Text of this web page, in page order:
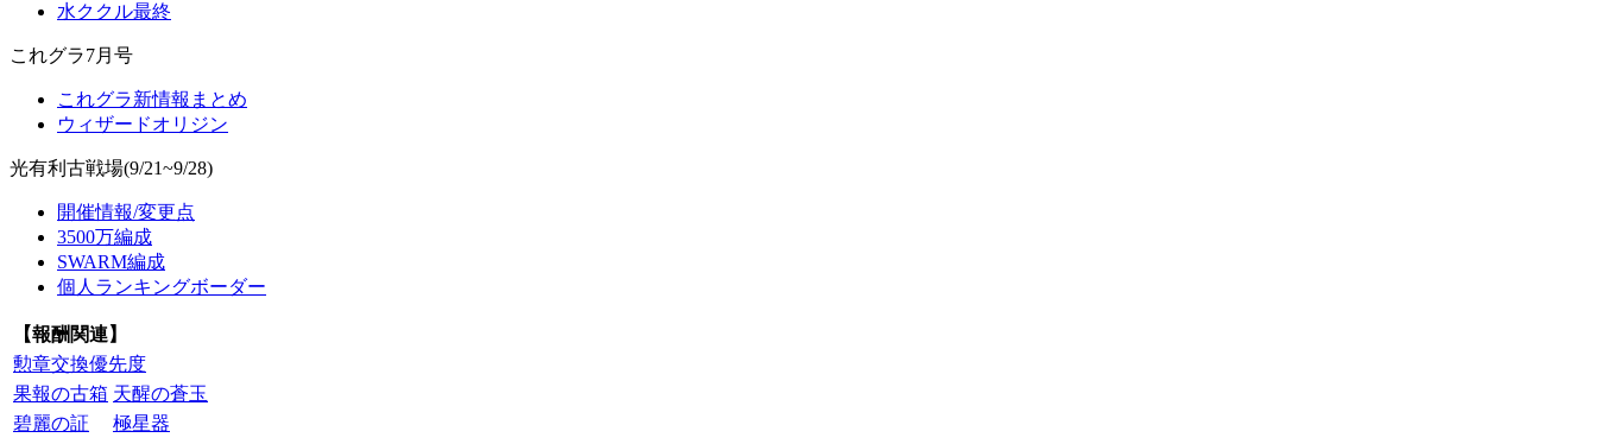
水ククル最終
これグラ7月号
これグラ新情報まとめ
ウィザードオリジン
光有利古戦場(9/21~9/28)
開催情報/変更点
3500万編成
SWARM編成
個人ランキングボーダー
【報酬関連】
勲章交換優先度
果報の古箱 天醒の蒼玉
碧麗の証
極星器